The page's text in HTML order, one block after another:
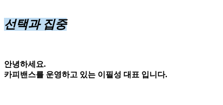
선택과 집중
안녕하세요.
카피밴스를 운영하고 있는 이필성 대표 입니다.